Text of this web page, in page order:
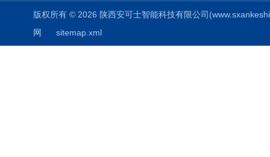
版权所有 © 2026 陕西安可士智能科技有限公司
网
sitemap.xml